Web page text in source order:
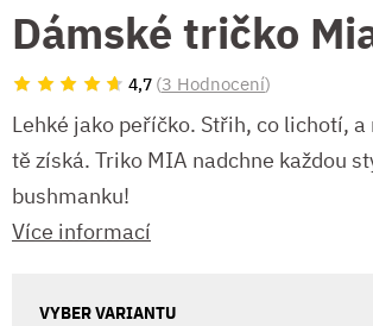
Dámské tričko
4,7 (3 Hodnocení)
Lehké jako peříčko. Střih, co lichotí,
tě získá. Triko MIA nadchne každou
bushmanku!
Více informací
VYBER VARIANTU